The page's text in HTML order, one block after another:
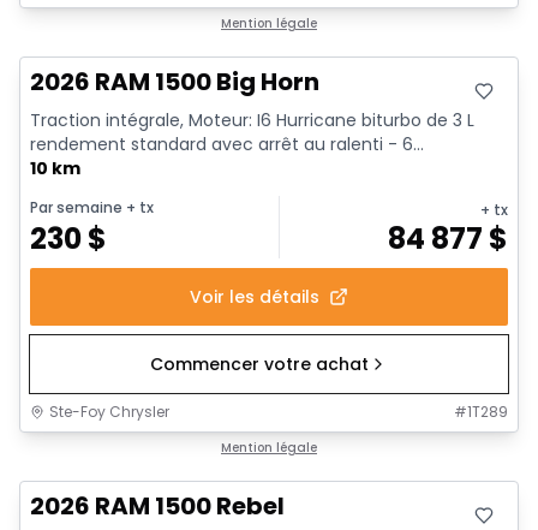
Mention légale
2026 RAM 1500 Big Horn
Traction intégrale, Moteur: I6 Hurricane biturbo de 3 L
rendement standard avec arrêt au ralenti - 6...
10 km
Par semaine + tx
230$
+ tx
84 877 $
Voir les détails
Commencer votre achat
Ste-Foy Chrysler #1T289
Mention légale
2026 RAM 1500 Rebel